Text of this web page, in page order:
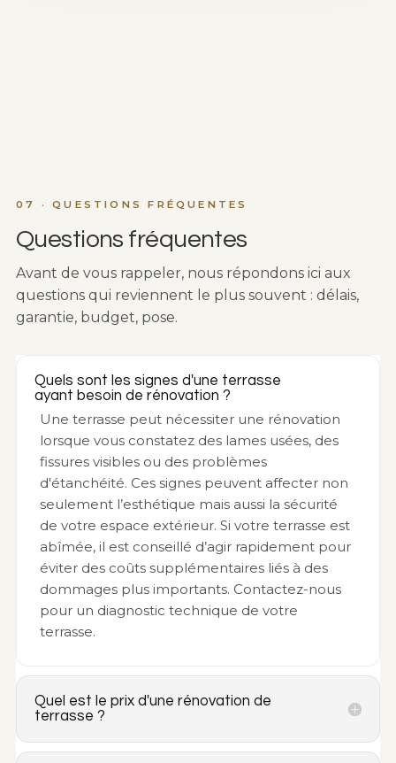
07 · QUESTIONS FRÉQUENTES
Questions fréquentes
Avant de vous rappeler, nous répondons ici aux
questions qui reviennent le plus souvent : délais,
garantie, budget, pose.
Quels sont les signes d'une terrasse
ayant besoin de rénovation ?
Une terrasse peut nécessiter une rénovation
lorsque vous constatez des lames usées, des
fissures visibles ou des problèmes
d'étanchéité. Ces signes peuvent affecter non
seulement l’esthétique mais aussi la sécurité
de votre espace extérieur. Si votre terrasse est
abîmée, il est conseillé d’agir rapidement pour
éviter des coûts supplémentaires liés à des
dommages plus importants. Contactez-nous
pour un diagnostic technique de votre
terrasse.
Quel est le prix d'une rénovation de
terrasse ?